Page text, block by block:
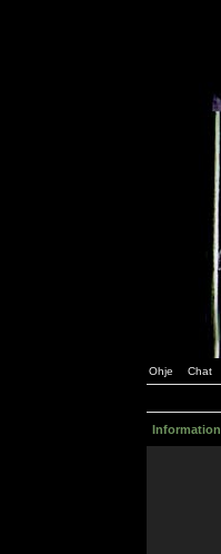
Ohje Chat
Information